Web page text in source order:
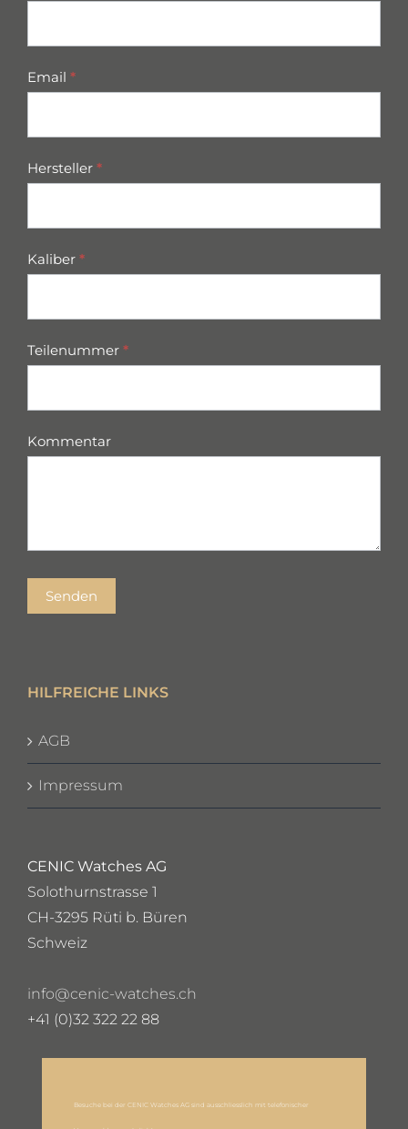
Email *
Hersteller *
Kaliber *
Teilenummer *
Kommentar
Senden
HILFREICHE LINKS
AGB
Impressum
CENIC Watches AG
Solothurnstrasse 1
CH-3295 Rüti b. Büren
Schweiz
info@cenic-watches.ch
+41 (0)32 322 22 88
Besuche bei der CENIC Watches AG sind ausschliesslich mit telefonischer